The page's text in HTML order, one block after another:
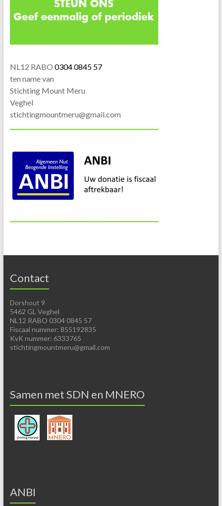
NL12 RABO 0304 0845 57
ten name van
Stichting Mount Meru
Veghel
stichtingmountmeru@gmail.com
Contact
Dorshout 9
5462 GL Veghel
NL12 RABO 0304 0845 57
Fiscaal nummer: 855192835
KvK nummer: 6333765
stichtingmountmeru@gmail.com
Samen met SDN en MNERO
ANBI